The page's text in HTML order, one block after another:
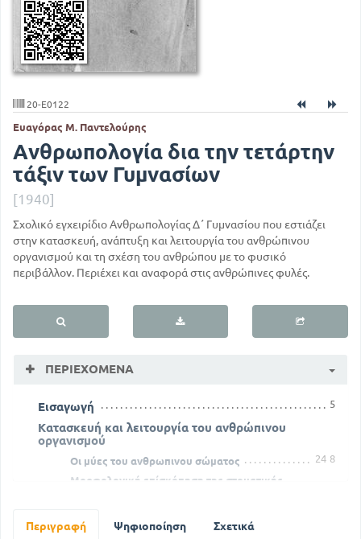
20-E0122
Ευαγόρας Μ. Παντελούρης
Ανθρωπολογία δια την τετάρτην
τάξιν των Γυμνασίων
[1940]
Σχολικό εγχειρίδιο Ανθρωπολογίας Δ΄ Γυμνασίου που εστιάζει
στην κατασκευή, ανάπτυξη και λειτουργία του ανθρώπινου
οργανισμού και τη σχέση του ανθρώπου με το φυσικό
περιβάλλον. Περιέχει και αναφορά στις ανθρώπινες φυλές.
ΠΕΡΙΕΧΌΜΕΝΑ
Εισαγωγή 5
Κατασκευή και λειτουργία του ανθρώπινου
οργανισμού
8
Οι μύες του ανθρωπινου σώματος
24
Μορφολογική επίσκόπηση της στοματικής
Η γέννηση και η ανάπτυξη του ανρώπινου
Περιγραφή Ψηφιοποίηση Σχετικά